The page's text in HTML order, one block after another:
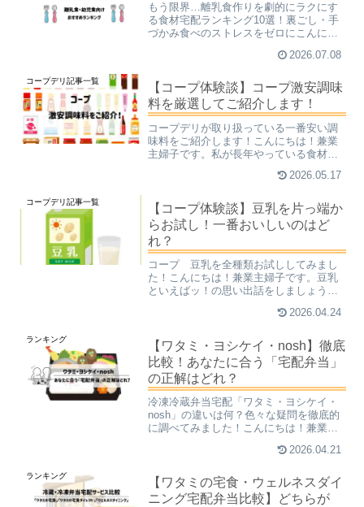
もう限界…離乳食作りを劇的にラクにす
る食材宅配ランキング10選！裏ごし・手
づかみ食べのストレスをゼロにこんにち
りがしんどい…」「せっかく時間をかけ
い…」あるあるですよね。...
2026.07.08
コープデリ記事一覧
【コープ体験談】コープ激安調味
料を厳選してご紹介します！
コープデリが取り扱っている一番安い調
味料をご紹介します！こんにちは！兼業
主婦子です。私が長年やっている食材宅
が安いことで、多くの方から支持されて
料は、ほぼ100%コープ...
2026.05.17
コープデリ記事一覧
【コープ体験談】豆乳を片っ端か
らお試し！一番おいしいのはど
れ？
コープ 豆乳を全種類お試ししてみまし
た！こんにちは！兼業主婦子です。豆乳
といえばッ！の思い出話をしましょう
めて豆乳に出会いました。「なんかおい
なのかな～。」と、親からも...
2026.04.24
ランキング
【ワタミ・ヨシケイ・nosh】徹底
比較！あなたに合う「宅配弁当」
の正解はどれ？
冷凍冷蔵弁当宅配「ワタミ・ヨシケイ・
nosh」の違いは何？色々な疑問を徹底的
に調べてみました！こんにちは！兼業主
に、とっても興味があります！私は、や
たくさんありすぎて、1...
2026.04.21
ランキング
【ワタミの宅食・ウェルネスダイ
ニング宅配弁当比較】どちらが